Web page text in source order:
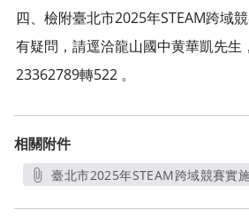
四、檢附臺北市2025年STEAM跨域
有疑問，請逕洽龍山國中黄華凱先生
23362789轉522 。
相關附件
臺北市2025年STEAM跨域競賽實